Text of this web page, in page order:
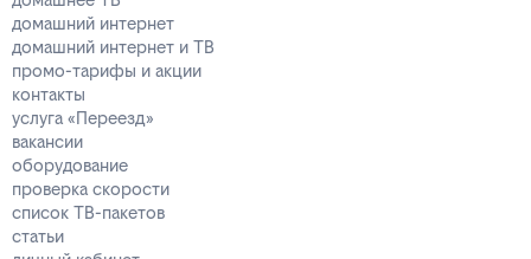
домашний интернет
домашний интернет и ТВ
промо-тарифы и акции
контакты
услуга «Переезд»
вакансии
оборудование
проверка скорости
список ТВ-пакетов
статьи